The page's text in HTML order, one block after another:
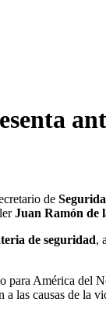
de
Juan Ramón de
de seguridad,
para América del
a las causas de la